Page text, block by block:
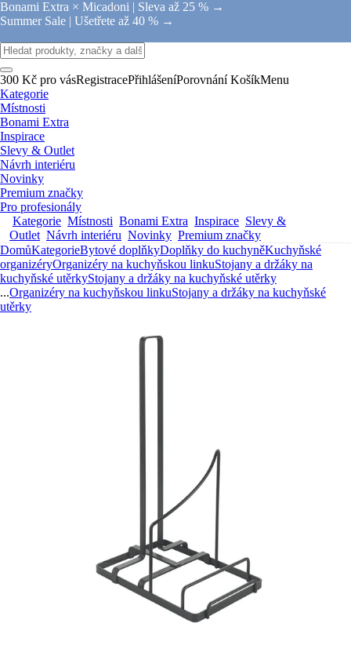
Bonami Extra × Micadoni | Sleva až 25 % →
Summer Sale | Ušetřete až 40 % →
300 Kč pro vásRegistracePřihlášeníPorovnání KošíkMenu
Kategorie
Místnosti
Bonami Extra
Inspirace
Slevy & Outlet
Návrh interiéru
Novinky
Premium značky
Pro profesionály
Kategorie Místnosti Bonami Extra Inspirace Slevy &
Outlet Návrh interiéru Novinky Premium značky
DomůKategorieBytové doplňkyDoplňky do kuchyněKuchyňské
organizéryOrganizéry na kuchyňskou linkuStojany a držáky na
kuchyňské utěrkyStojany a držáky na kuchyňské utěrky
...Organizéry na kuchyňskou linkuStojany a držáky na kuchyňské
utěrky